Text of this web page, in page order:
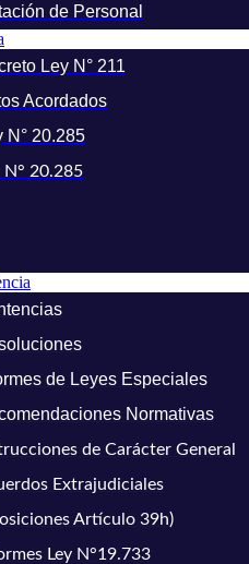
de Personal
Ley N° 211
Acordados
N° 20.285
N° 20.285
de Leyes Especiales
Normativas
de Carácter General
Extrajudiciales
Artículo 39h)
Ley N°19.733